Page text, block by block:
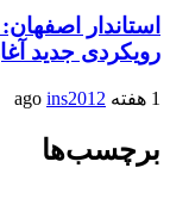
استاندار
رویکردی جدید
1 هفته ago ins2012
برچسب‌ها